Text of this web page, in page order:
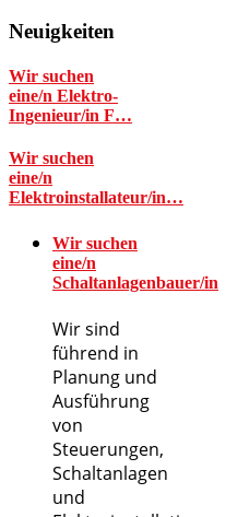
Neuigkeiten
Wir suchen
eine/n Elektro-
Ingenieur/in F…
Wir suchen
eine/n
Elektroinstallateur/in…
Wir suchen
eine/n
Schaltanlagenbauer/in
Wir sind
führend in
Planung und
Ausführung
von
Steuerungen,
Schaltanlagen
und